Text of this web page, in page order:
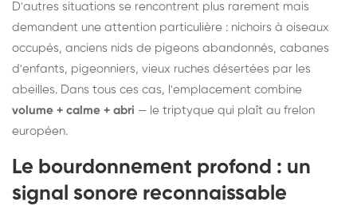
D'autres situations se rencontrent plus rarement mais
demandent une attention particulière : nichoirs à oiseaux
occupés, anciens nids de pigeons abandonnés, cabanes
d'enfants, pigeonniers, vieux ruches désertées par les
abeilles. Dans tous ces cas, l'emplacement combine
volume + calme + abri — le triptyque qui plaît au frelon
européen.
Le bourdonnement profond : un
signal sonore reconnaissable